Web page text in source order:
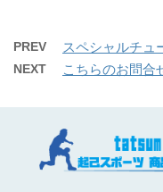
PREV スペシャルチュ
NEXT こちらのお問合